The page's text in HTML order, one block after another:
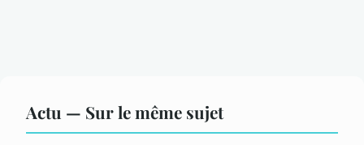
Actu — Sur le même sujet